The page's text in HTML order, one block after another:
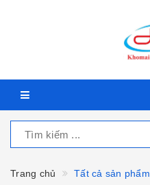
Trang chủ Tất cả sản phẩm